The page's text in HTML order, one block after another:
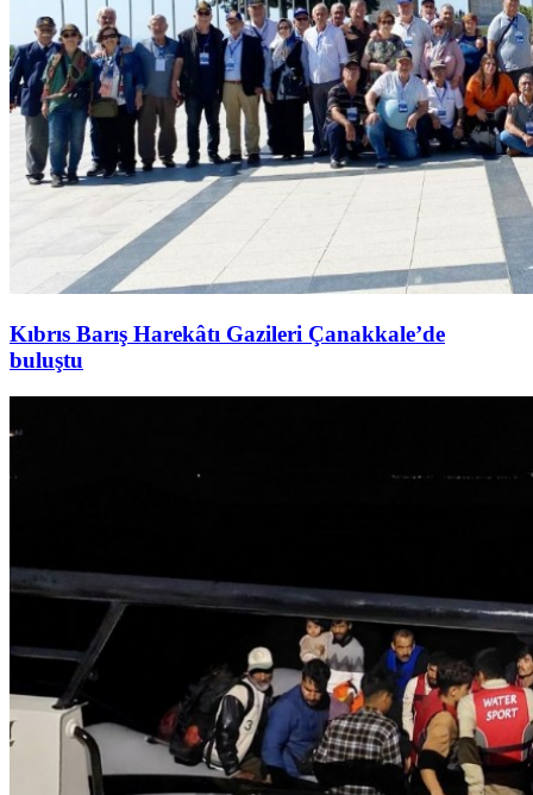
Kıbrıs Barış Harekâtı Gazileri Çanakkale’de
buluştu